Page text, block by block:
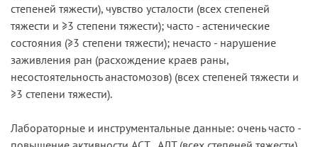
степеней тяжести), чувство усталости (всех степеней
тяжести и ≥3 степени тяжести); часто - астенические
состояния (≥3 степени тяжести); нечасто - нарушение
заживления ран (расхождение краев раны,
несостоятельность анастомозов) (всех степеней тяжести и
≥3 степени тяжести).
Лабораторные и инструментальные данные: очень часто -